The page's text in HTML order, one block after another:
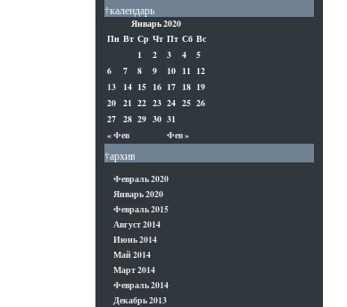
†календарь
Январь 2020
Пн Вт Ср Чт Пт Сб Вс
« Фев Фев »
1 2 3 4
5
6
7 8 9 10 11 12
13
14 15 16 17 18 19
20 21 22 23 24 25 26
27 28 29 30 31
†архив
Февраль 2020
Январь 2020
Февраль 2015
Август 2014
Июнь 2014
Май 2014
Март 2014
Февраль 2014
Декабрь 2013